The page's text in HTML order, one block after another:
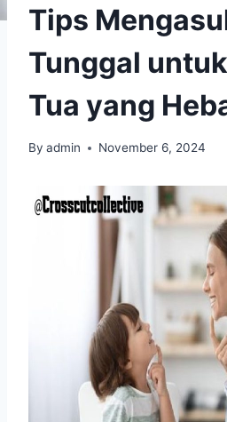
Tips
Tunggal
Tua yang
By admin November 6, 2024